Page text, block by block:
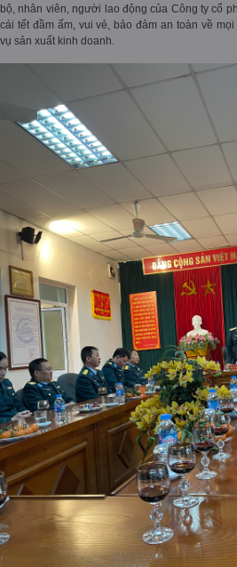
bộ, nhân viên, người lao động của Công ty cổ
cái tết đầm ấm, vui vẻ, bảo đảm an toàn về
vụ sản xuất kinh doanh.